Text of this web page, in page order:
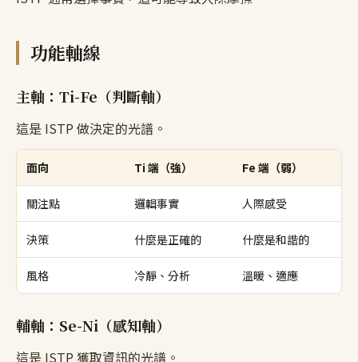
功能軸線
主軸：Ti-Fe（判斷軸）
這是 ISTP 做決定的光譜。
面向 Ti 端（強） Fe 端（弱）
關注點 邏輯事實 人際感受
決策 什麼是正確的 什麼是和諧的
風格 冷靜、分析 溫暖、適應
輔軸：Se-Ni（感知軸）
這是 ISTP 獲取資訊的光譜。